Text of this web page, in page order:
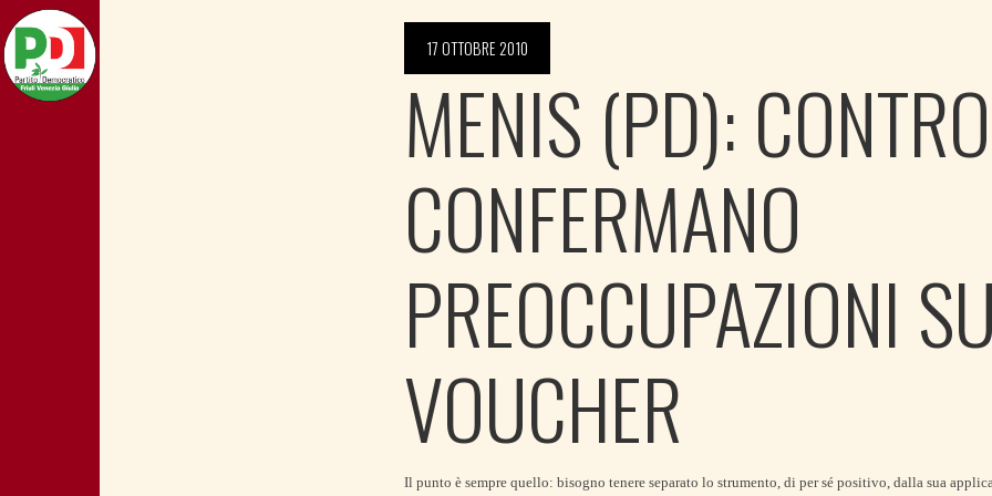
17 OTTOBRE 2010
MENIS (PD):
CONFERMANO
PREOCCUPAZIONI SU
VOUCHER
Il punto è sempre quello: bisogno tenere separato lo strumento, di per sé positivo, dalla sua